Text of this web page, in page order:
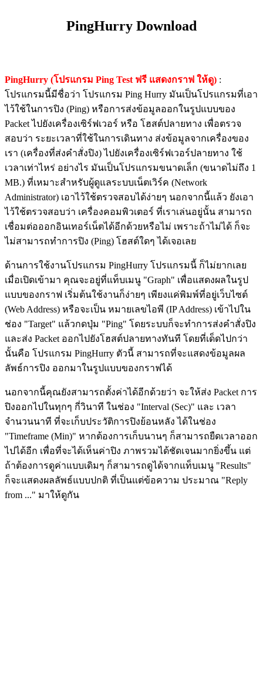
PingHurry Download
PingHurry (โปรแกรม Ping Test ฟรี แสดงกราฟ ให้ดู) :
โปรแกรมนี้มีชื่อว่า โปรแกรม Ping Hurry มันเป็นโปรแกรมที่เอา
ไว้ใช้ในการปิง (Ping) หรือการส่งข้อมูลออกในรูปแบบของ
Packet ไปยังเครื่องเซิร์ฟเวอร์ หรือ โฮสต์ปลายทาง เพื่อตรวจ
สอบว่า ระยะเวลาที่ใช้ในการเดินทาง ส่งข้อมูลจากเครื่องของ
เรา (เครื่องที่ส่งคำสั่งปิง) ไปยังเครื่องเซิร์ฟเวอร์ปลายทาง ใช้
เวลาเท่าไหร่ อย่างไร มันเป็นโปรแกรมขนาดเล็ก (ขนาดไม่ถึง 1
MB.) ที่เหมาะสำหรับผู้ดูแลระบบเน็ตเวิร์ค (Network
Administrator) เอาไว้ใช้ตรวจสอบได้ง่ายๆ นอกจากนี้แล้ว ยังเอา
ไว้ใช้ตรวจสอบว่า เครื่องคอมพิวเตอร์ ที่เราเล่นอยู่นั้น สามารถ
เชื่อมต่อออกอินเทอร์เน็ตได้อีกด้วยหรือไม่ เพราะถ้าไม่ได้ ก็จะ
ไม่สามารถทำการปิง (Ping) โฮสต์ใดๆ ได้เจอเลย
ด้านการใช้งานโปรแกรม PingHurry โปรแกรมนี้ ก็ไม่ยากเลย
เมื่อเปิดเข้ามา คุณจะอยู่ที่แท็บเมนู "Graph" เพื่อแสดงผลในรูป
แบบของกราฟ เริ่มต้นใช้งานก็ง่ายๆ เพียงแค่พิมพ์ที่อยู่เว็บไซต์
(Web Address) หรือจะเป็น หมายเลขไอพี (IP Address) เข้าไปใน
ช่อง "Target" แล้วกดปุ่ม "Ping" โดยระบบก็จะทำการส่งคำสั่งปิง
และส่ง Packet ออกไปยังโฮสต์ปลายทางทันที โดยที่เด็ดไปกว่า
นั้นคือ โปรแกรม PingHurry ตัวนี้ สามารถที่จะแสดงข้อมูลผล
ลัพธ์การปิง ออกมาในรูปแบบของกราฟได้
นอกจากนี้คุณยังสามารถตั้งค่าได้อีกด้วยว่า จะให้ส่ง Packet การ
ปิงออกไปในทุกๆ กี่วินาที ในช่อง "Interval (Sec)" และ เวลา
จำนวนนาที ที่จะเก็บประวัติการปิงย้อนหลัง ได้ในช่อง
"Timeframe (Min)" หากต้องการเก็บนานๆ ก็สามารถยืดเวลาออก
ไปได้อีก เพื่อที่จะได้เห็นค่าปิง ภาพรวมได้ชัดเจนมากยิ่งขึ้น แต่
ถ้าต้องการดูค่าแบบเดิมๆ ก็สามารถดูได้จากแท็บเมนู "Results"
ก็จะแสดงผลลัพธ์แบบปกติ ที่เป็นแต่ข้อความ ประมาณ "Reply
from ..." มาให้ดูกัน